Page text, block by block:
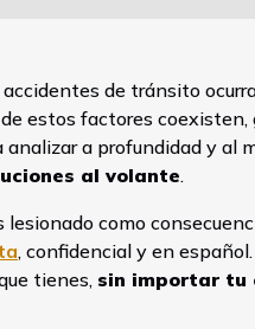
de tránsito
estos factores coexisten,
a profundidad y al
al volante.
como
, confidencial y en
tienes, sin importar tu